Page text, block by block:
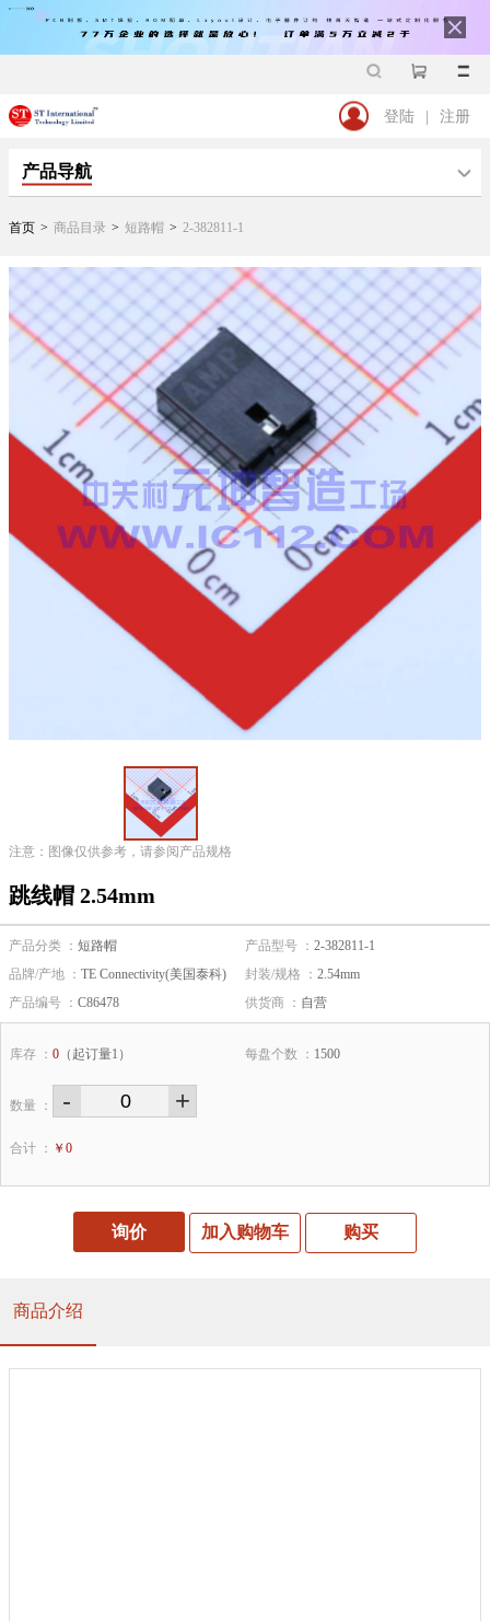
登陆 | 注册
产品导航
首页 > 商品目录 > 短路帽 > 2-382811-1
注意：图像仅供参考，请参阅产品规格
跳线帽 2.54mm
产品分类 ： 短路帽 产品型号 ： 2-382811-1
品牌/产地 ： TE Connectivity(美国泰科) 封装/规格 ： 2.54mm
产品编号 ： C86478 供货商 ： 自营
库存 ： 0 （起订量1） 每盘个数 ： 1500
数量 ： - +
合计 ： ￥ 0
询价 加入购物车 购买
商品介绍